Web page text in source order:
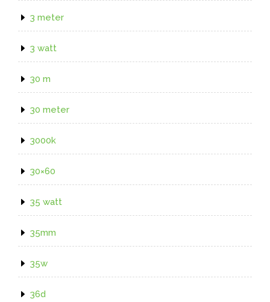
3 meter
3 watt
30 m
30 meter
3000k
30×60
35 watt
35mm
35w
36d